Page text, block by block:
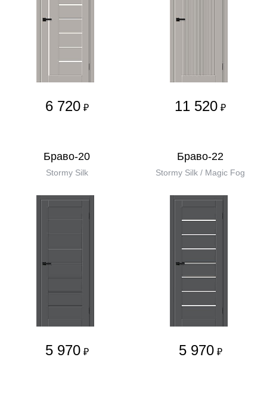
6 720 ₽ 11 520 ₽
Браво-20
Stormy Silk
5 970 ₽
Браво-22
Stormy Silk / Magic Fog
5 970 ₽